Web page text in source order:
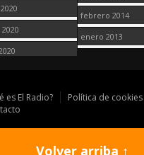
febrero 2014
enero 2013
es El Radio?
Política de cookies
Volver arriba ↑